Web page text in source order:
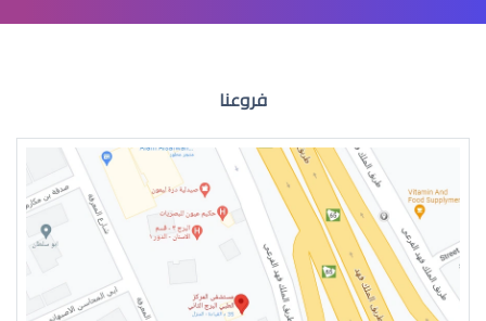
انحراف الشبكية في العين
فروعنا